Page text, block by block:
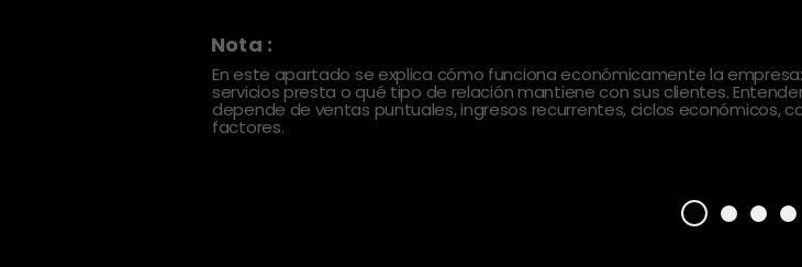
Nota :
En este apartado se explica cómo funciona económicamente la
servicios presta o qué tipo de relación mantiene con sus clientes.
depende de ventas puntuales, ingresos recurrentes, ciclos económicos,
factores.